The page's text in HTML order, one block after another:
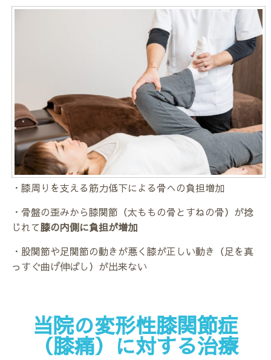
・膝周りを支える筋力低下による骨への負担増加
・骨盤の歪みから膝関節（太ももの骨とすねの骨）が捻
じれて膝の内側に負担が増加
・股関節や足関節の動きが悪く膝が正しい動き（足を真
っすぐ曲げ伸ばし）が出来ない
当院の変形性膝関節症
（膝痛）に対する治療